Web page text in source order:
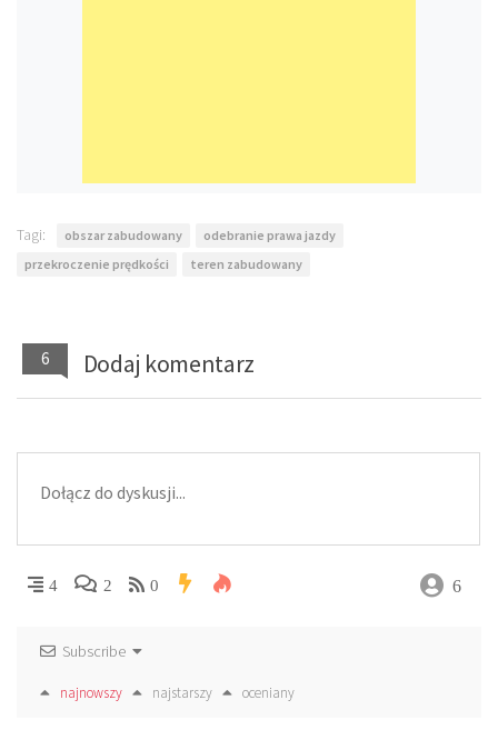
Tagi: obszar zabudowany
odebranie prawa jazdy
przekroczenie prędkości
teren zabudowany
6 Dodaj komentarz
4 2 0 6
Subscribe
najnowszy najstarszy oceniany